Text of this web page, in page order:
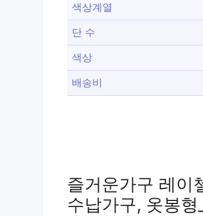
색상계열
단 수
색상
배송비
즐거운가구 레이
수납가구, 옷봉형